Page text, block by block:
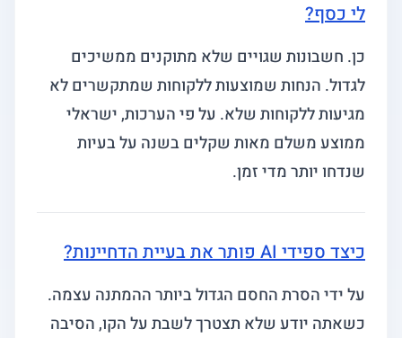
לי כסף?
כן. חשבונות שגויים שלא מתוקנים ממשיכים
לגדול. הנחות שמוצעות ללקוחות שמתקשרים לא
מגיעות ללקוחות שלא. על פי הערכות, ישראלי
ממוצע משלם מאות שקלים בשנה על בעיות
שנדחו יותר מדי זמן.
כיצד ספידי AI פותר את בעיית הדחיינות?
על ידי הסרת החסם הגדול ביותר ההמתנה עצמה.
כשאתה יודע שלא תצטרך לשבת על הקו, הסיבה